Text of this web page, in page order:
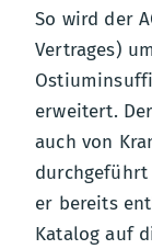
So wird der
Vertrages)
erweitert.
auch von
durchgeführt
er bereits
Katalog auf